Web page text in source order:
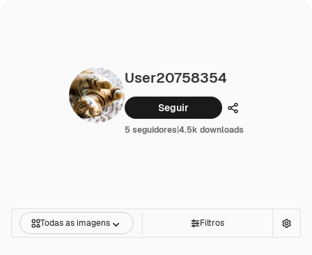
User20758354
Seguir Compartilhar
5 seguidores|4.5k downloads
Todas as imagens Filtros